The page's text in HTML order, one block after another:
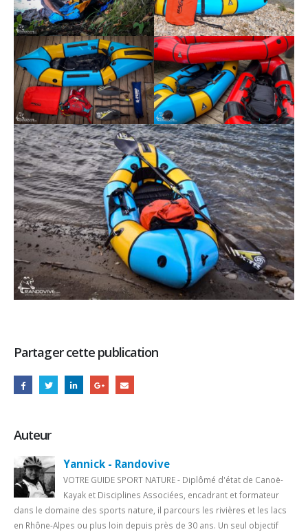
Partager cette publication
Auteur
Yannick - Randovive
VOTRE GUIDE SPORT NATURE - Diplômé d'état de Canoë-
Kayak et Disciplines Associées, encadrant et formateur
dans le domaine des sports nature, il parcours les rivières et les lacs
en Rhône-Alpes ou plus loin depuis près de 30 ans. Un seul objectif